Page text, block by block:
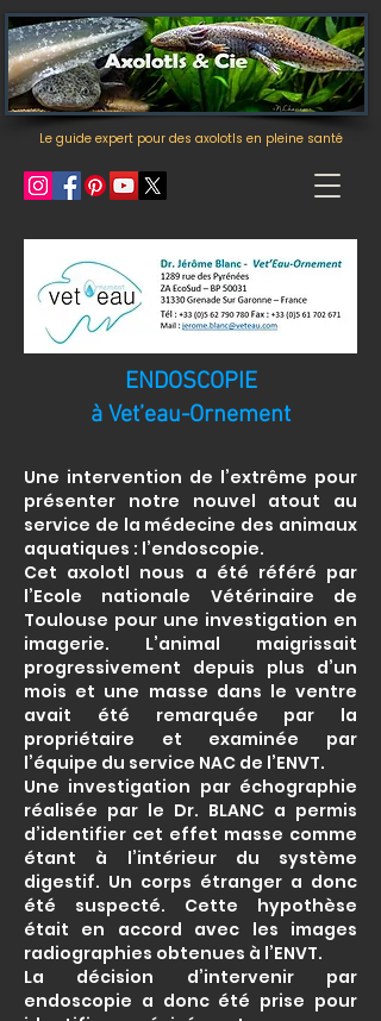
Le guide expert pour des axolotls en pleine santé
ENDOSCOPIE
à Vet’eau-Ornement
Une intervention de l’extrême pour
présenter notre nouvel atout au
service de la médecine des animaux
aquatiques : l’endoscopie.
Cet axolotl nous a été référé par
l’Ecole nationale Vétérinaire de
Toulouse pour une investigation en
imagerie. L’animal maigrissait
progressivement depuis plus d’un
mois et une masse dans le ventre
avait été remarquée par la
propriétaire et examinée par
l’équipe du service NAC de l’ENVT.
Une investigation par échographie
réalisée par le Dr. BLANC a permis
d’identifier cet effet masse comme
étant à l’intérieur du système
digestif. Un corps étranger a donc
été suspecté. Cette hypothèse
était en accord avec les images
radiographies obtenues à l’ENVT.
La décision d’intervenir par
endoscopie a donc été prise pour